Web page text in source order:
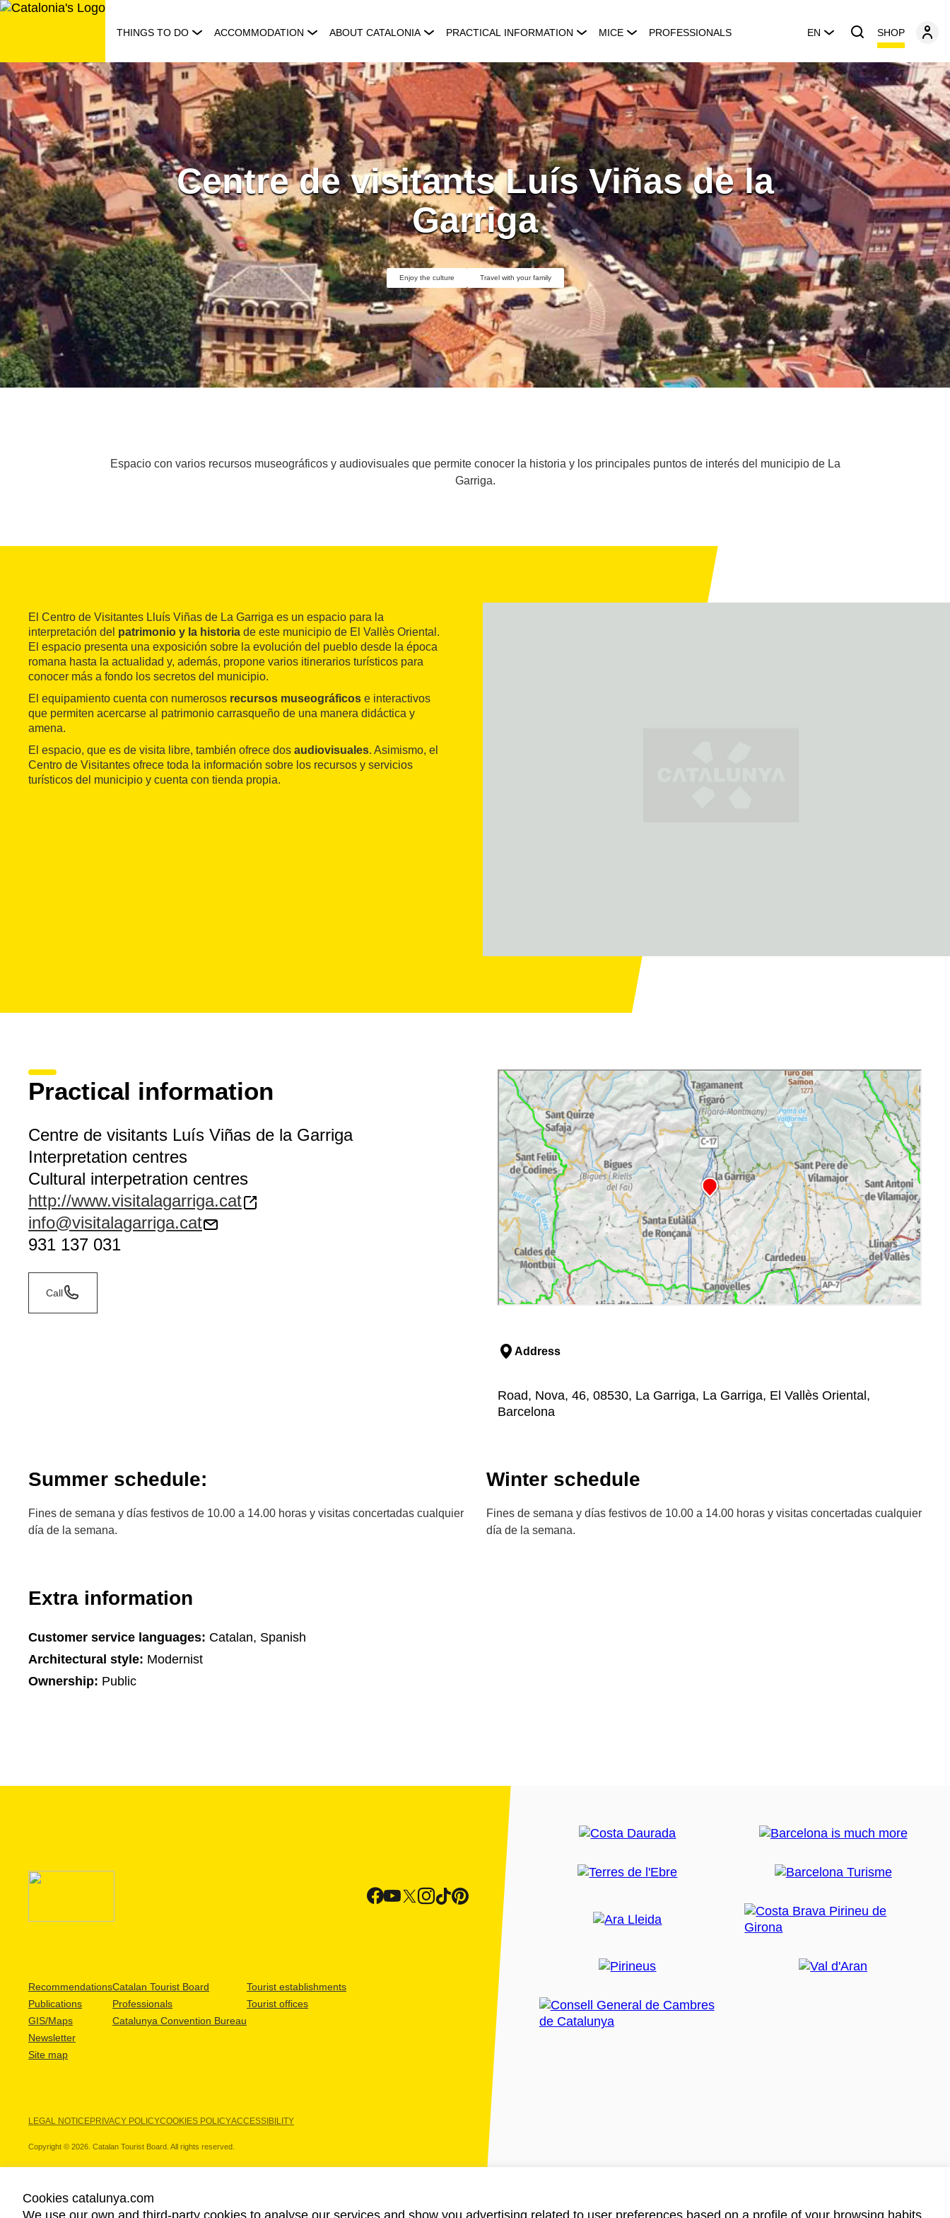
Skip
THINGS TO DO ACCOMMODATION ABOUT CATALONIA PRACTICAL INFORMATION MICE PROFESSIONALS EN SHOP
Centre de visitants Luís Viñas de la
Garriga
Enjoy the culture Travel with your family
Espacio con varios recursos museográficos y audiovisuales que permite conocer la historia y los principales puntos de interés del municipio de La
Garriga.
El Centro de Visitantes Lluís Viñas de La Garriga es un espacio para la
interpretación del patrimonio y la historia de este municipio de El Vallès Oriental.
El espacio presenta una exposición sobre la evolución del pueblo desde la época
romana hasta la actualidad y, además, propone varios itinerarios turísticos para
conocer más a fondo los secretos del municipio.
El equipamiento cuenta con numerosos recursos museográficos e interactivos
que permiten acercarse al patrimonio carrasqueño de una manera didáctica y
amena.
El espacio, que es de visita libre, también ofrece dos audiovisuales. Asimismo, el
Centro de Visitantes ofrece toda la información sobre los recursos y servicios
turísticos del municipio y cuenta con tienda propia.
Practical information
Centre de visitants Luís Viñas de la Garriga
Interpretation centres
Cultural interpetration centres
http://www.visitalagarriga.cat
info@visitalagarriga.cat
931 137 031
Call
Address
Road, Nova, 46, 08530, La Garriga, La Garriga, El Vallès Oriental,
Barcelona
Summer schedule:
Fines de semana y días festivos de 10.00 a 14.00 horas y visitas concertadas cualquier
día de la semana.
Winter schedule
Fines de semana y días festivos de 10.00 a 14.00 horas y visitas concertadas cualquier
día de la semana.
Extra information
Customer service languages: Catalan, Spanish
Architectural style: Modernist
Ownership: Public
Recommendations
Publications
GIS/Maps
Newsletter
Site map
Catalan Tourist Board
Professionals
Catalunya Convention Bureau
Tourist establishments
Tourist offices
LEGAL NOTICEPRIVACY POLICYCOOKIES POLICYACCESSIBILITY
Copyright © 2026. Catalan Tourist Board. All rights reserved.
Cookies catalunya.com
We use our own and third-party cookies to analyse our services and show you advertising related to user preferences based on a profile of your browsing habits.